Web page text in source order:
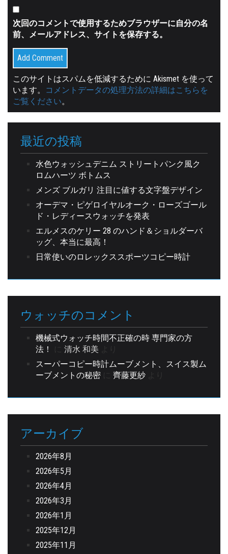
次回のコメントで使用するためブラウザーに自分の名
前、メールアドレス、サイトを保存する。
このサイトはスパムを低減するために Akismet を使って
います。
コメントデータの処理方法の詳細はこちらを
ご覧ください。
最近の投稿
水色ウォッシュデニム ストリートパンク風ク
ロムハーツ ボトムス
メンズ ブルガリ 注目に値する文字盤デザイン
オーデマ・ピゲロイヤルオーク・ローズゴール
ド・レディースウォッチを発表
エルメスのケリー 28 のハンド＆ショルダーバ
ッグ、本当に最高！
日常使いのロレックススポーツコピー時計
ウォッチのコメント
機械式ウォッチ時間不正確の時 専門家の方
法！
に 清水 和美 より
スーパーコピー時計ムーブメント、スイス製ム
ーブメントの秘密に 齊藤更紗より
アーカイブ
2026年8月
2026年5月
2026年4月
2026年3月
2026年1月
2025年12月
2025年11月